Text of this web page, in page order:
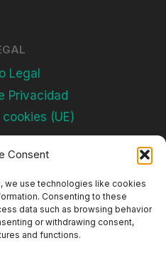
Consent
we use technologies like cookies
Consenting to these
data such as browsing behavior
or withdrawing consent,
and functions.
Legal
Privacidad
(UE)